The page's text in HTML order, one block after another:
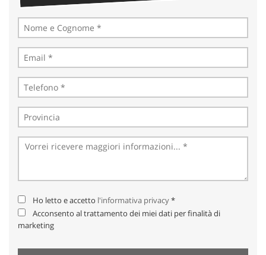
Ho letto e accetto l'informativa privacy*
Acconsento al trattamento dei miei dati per finalità di
marketing